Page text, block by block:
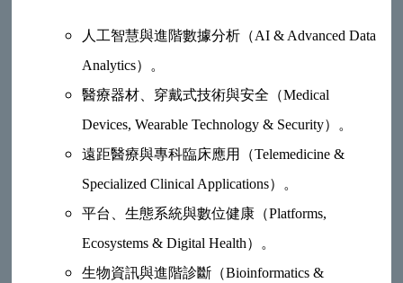
人工智慧與進階數據分析（AI & Advanced Data
Analytics）。
醫療器材、穿戴式技術與安全（Medical
Devices, Wearable Technology & Security）。
遠距醫療與專科臨床應用（Telemedicine &
Specialized Clinical Applications）。
平台、生態系統與數位健康（Platforms,
Ecosystems & Digital Health）。
生物資訊與進階診斷（Bioinformatics &